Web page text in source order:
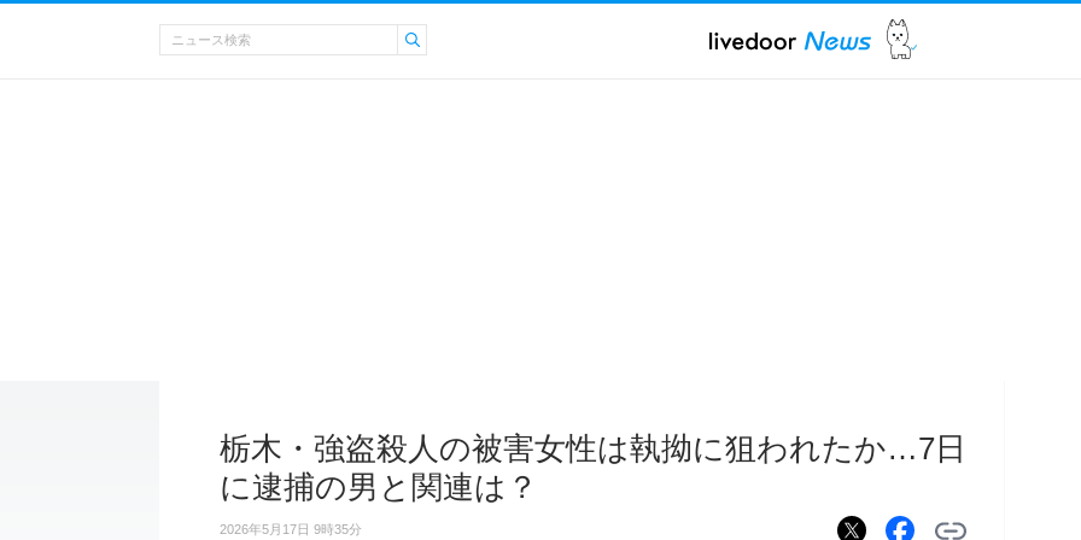
栃木・強盗殺人の被害女性は執拗に狙われたか…7日
に逮捕の男と関連は？
2026年5月17日 9時35分